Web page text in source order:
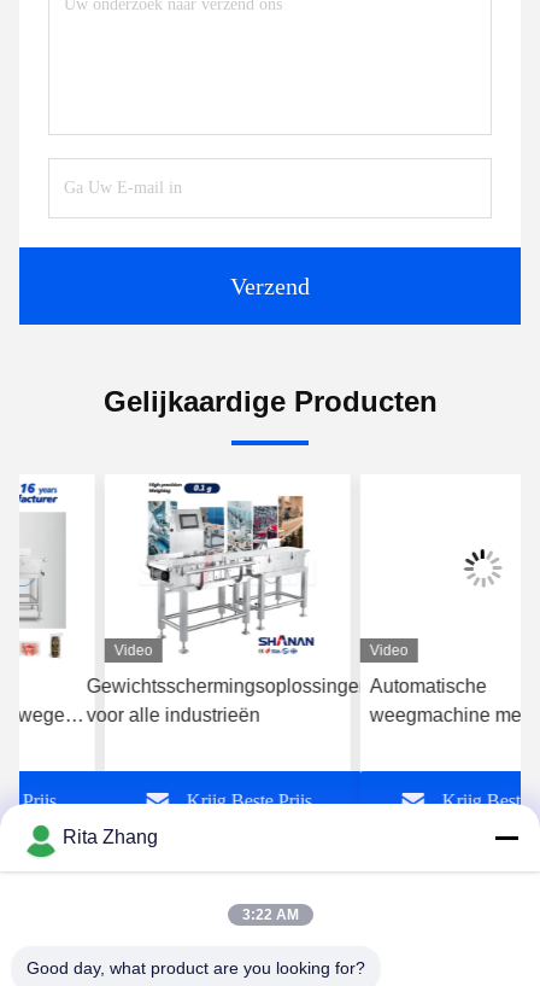
Verzend
Gelijkaardige Producten
Video
Gewichtsschermingsoplossingen
voor alle industrieën
Krijg Beste Prijs
Video
Automatische
weegmachine met hoge
Krijg Beste Prijs
GUANGDONG SHANAN TECHNOLOGY
Rita Zhang
3:22 AM
Good day, what product are you looking for?